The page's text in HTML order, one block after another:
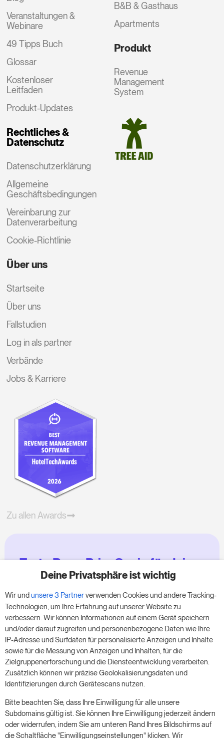
Veranstaltungen &
Webinare
49 Tipps Buch
Glossar
Kostenloser
Leitfaden
Produkt-Updates
Rechtliches &
Datenschutz
Datenschutzerklärung
Allgemeine
Geschäftsbedingungen
Vereinbarung zur
Datenverarbeitung
Cookie-Richtlinie
B&B & Gasthaus
Apartments
Produkt
Revenue
Management
System
Über uns
Startseite
Über uns
Fallstudien
Log in als partner
Verbände
Jobs & Karriere
Zu allen Awards
Teste RoomPriceGenie für deine
Zimmer
Nutze unsere 14-tägige Testversion und steigere
deinen Umsatz jetzt – ganz ohne Verpflichtung.
Buche einen Termin, um deine kostenlose 14-
tägige Testphase zu starten.
Ein Meeting buchen
Deine Privatsphäre ist wichtig
Wir undunsere 3 Partnerverwenden Cookies und andere Tracking-
Technologien, um Ihre Erfahrung auf unserer Website zu
verbessern. Wir können Informationen auf einem Gerät speichern
und/oder darauf zugreifen und personenbezogene Daten wie Ihre
IP-Adresse und Surfdaten für personalisierte Anzeigen und Inhalte
sowie für die Messung von Anzeigen und Inhalten, für die
Zielgruppenerforschung und die Diensteentwicklung verarbeiten.
Zusätzlich können wir präzise Geolokalisierungsdaten und
Identifizierungen durch Gerätescans nutzen.
Bitte beachten Sie, dass Ihre Einwilligung für alle unsere
Subdomains gültig ist. Sie können Ihre Einwilligung jederzeit ändern
oder widerrufen, indem Sie am unteren Rand Ihres Bildschirms auf
die Schaltfläche "Einwilligungseinstellungen" klicken. Wir